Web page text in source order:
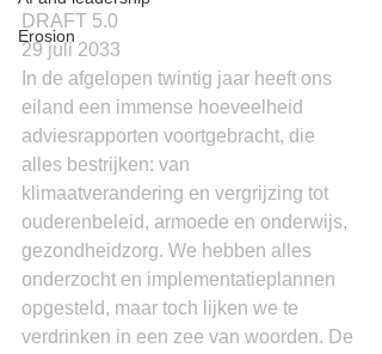
Erosion
DRAFT 5.0
29 juli 2033
In de afgelopen twintig jaar heeft ons
eiland een immense hoeveelheid
adviesrapporten voortgebracht, die
alles bestrijken: van
klimaatverandering en vergrijzing tot
ouderenbeleid, armoede en onderwijs,
gezondheidzorg. We hebben alles
onderzocht en implementatieplannen
opgesteld, maar toch lijken we te
verdrinken in een zee van woorden. De